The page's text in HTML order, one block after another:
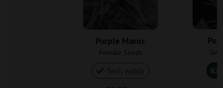
Purple Maroc
Female Seeds